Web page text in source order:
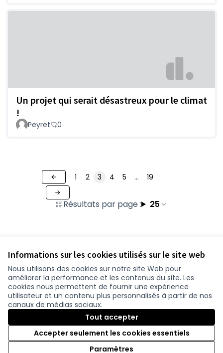
Informations sur les cookies utilisés sur le site web
Nous utilisons des cookies sur notre site Web pour
améliorer la performance et les contenus du site. Les
cookies nous permettent de fournir une expérience
utilisateur et un contenu plus personnalisés à partir de nos
canaux de médias sociaux.
Tout accepter
Accepter seulement les cookies essentiels
Paramètres
Un projet qui serait désastreux pour le climat
!
Peyret 0
Résultats par page : 25
1 2 3 4 5 … 19
Conditions d'utilisation
Paramètres des cookies
participer.loire-atlantique.fr sur Facebook
(Nouvelle fenêtre)
participer.loire-atlantique.fr sur Instagram
(Nouvelle fenêtre)
participer.loire-atlantique.fr sur YouTube
(Nouvelle fenêtre)
Licence
(Nouvelle